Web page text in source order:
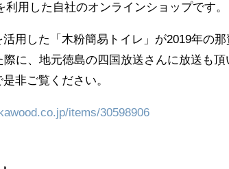
利用した自社のオンラインショップです。
用した「木粉簡易トイレ」が2019年の
際に、地元徳島の四国放送さんに放送も
非ご覧ください。
items/30598906